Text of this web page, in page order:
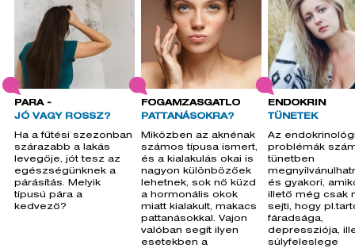
PÁRA -
JÓ VAGY ROSSZ?
Ha a fűtési szezonban
szárazabb a lakás
levegője, jót tesz az
egészségünknek a
párásítás. Melyik
típusú pára a
kedvező?
FOGAMZÁSGÁTLÓ
PATTANÁSOKRA?
Miközben az aknénak
számos típusa ismert,
és a kialakulás okai is
nagyon különbözőek
lehetnek, sok nő küzd
a hormonális okok
miatt kialakult, makacs
pattanásokkal. Vajon
valóban segít ilyen
esetekben a
ENDOKRIN
TÜNETEK
Az
problémák
tünetben
és gyakori,
illető még csak
sejti, hogy
fáradsága,
depressziója,
súlyfeleslege